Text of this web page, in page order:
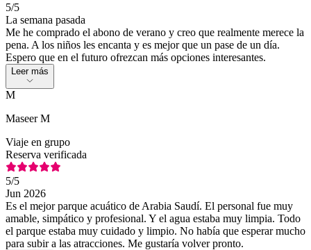
5/5
La semana pasada
Me he comprado el abono de verano y creo que realmente merece la
pena. A los niños les encanta y es mejor que un pase de un día.
Espero que en el futuro ofrezcan más opciones interesantes.
Leer más
M
Maseer M
Viaje en grupo
Reserva verificada
5/5
Jun 2026
Es el mejor parque acuático de Arabia Saudí. El personal fue muy
amable, simpático y profesional. Y el agua estaba muy limpia. Todo
el parque estaba muy cuidado y limpio. No había que esperar mucho
para subir a las atracciones. Me gustaría volver pronto.